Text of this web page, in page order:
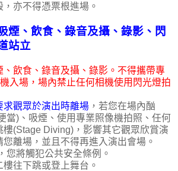
，亦不得憑票根進場。
煙、飲食、錄音及攝、錄影、 閃
站立
、飲食、錄音及攝、錄影。不得攜帶專
入場，場內禁止任何相機使用閃光燈拍
求觀眾於演出時離場 ，若您在場內酗
當)、吸煙、使用專業照像機拍照、任何
(Stage Diving)，影響其它觀眾欣賞演
離場，並且不得再進入演出會場。
您將觸犯公共安全條例。
樓往下跳或登上舞台。